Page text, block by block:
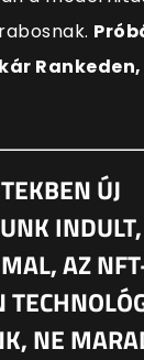
ÚJ
AZ
NE